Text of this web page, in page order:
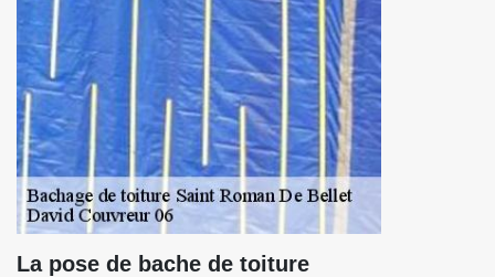
La pose de bache de toiture